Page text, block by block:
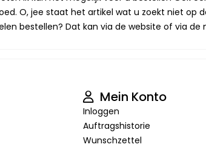
O, jee staat het artikel wat u zoekt niet op
bestellen? Dat kan via de website of via de
Mein Konto
Inloggen
Auftragshistorie
Wunschzettel